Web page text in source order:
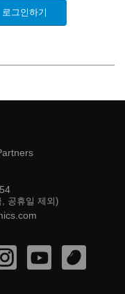
로그인하기
공휴일 제외)